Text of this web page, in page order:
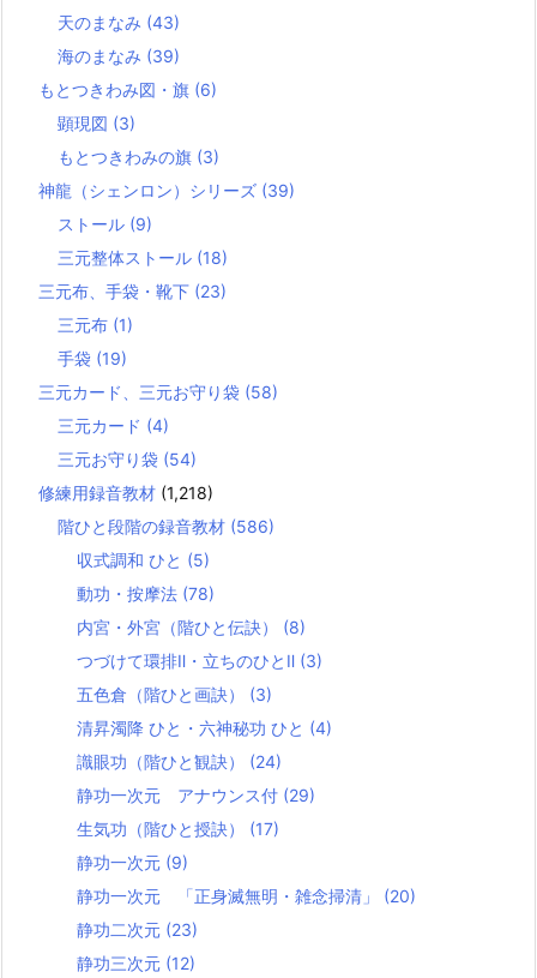
天のまなみ (43)
海のまなみ (39)
もとつきわみ図・旗 (6)
顕現図 (3)
もとつきわみの旗 (3)
神龍（シェンロン）シリーズ (39)
ストール (9)
三元整体ストール (18)
三元布、手袋・靴下 (23)
三元布 (1)
手袋 (19)
三元カード、三元お守り袋 (58)
三元カード (4)
三元お守り袋 (54)
修練用録音教材 (1,218)
階ひと段階の録音教材 (586)
収式調和 ひと (5)
動功・按摩法 (78)
内宮・外宮（階ひと伝訣） (8)
つづけて環排Ⅱ・立ちのひとⅡ (3)
五色倉（階ひと画訣） (3)
清昇濁降 ひと・六神秘功 ひと (4)
識眼功（階ひと観訣） (24)
静功一次元 アナウンス付 (29)
生気功（階ひと授訣） (17)
静功一次元 (9)
静功一次元 「正身滅無明・雑念掃清」 (20)
静功二次元 (23)
静功三次元 (12)